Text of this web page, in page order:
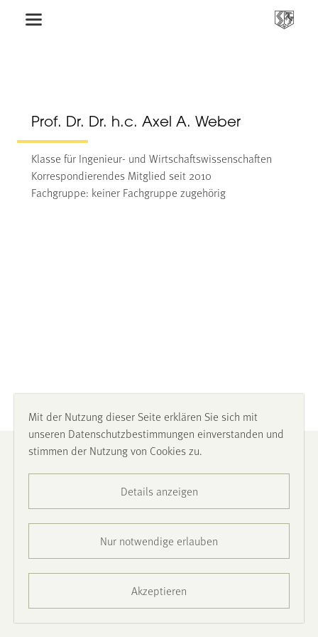
Prof. Dr. Dr. h.c. Axel A. Weber
Klasse für Ingenieur- und Wirtschaftswissenschaften
Korrespondierendes Mitglied seit 2010
Fachgruppe: keiner Fachgruppe zugehörig
Impressum
Presse
Mit der Nutzung dieser Seite erklären Sie sich mit
unseren Datenschutzbestimmungen einverstanden und
stimmen der Nutzung von Cookies zu.
Details anzeigen
Nur notwendige erlauben
Akzeptieren